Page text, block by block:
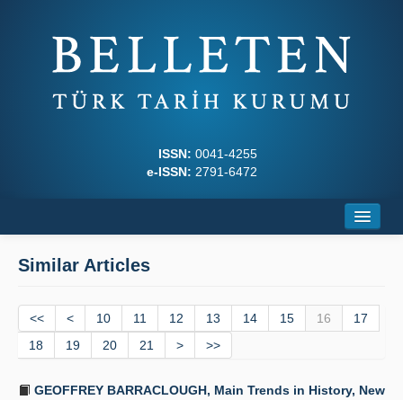
ISSN: 0041-4255
e-ISSN: 2791-6472
Journal Boards
Writing Rules
Principles
Similar Articles
<< < 10 11 12 13 14 15 16
17
18
19 20 21 > >>
GEOFFREY BARRACLOUGH, Main Trends in History, New